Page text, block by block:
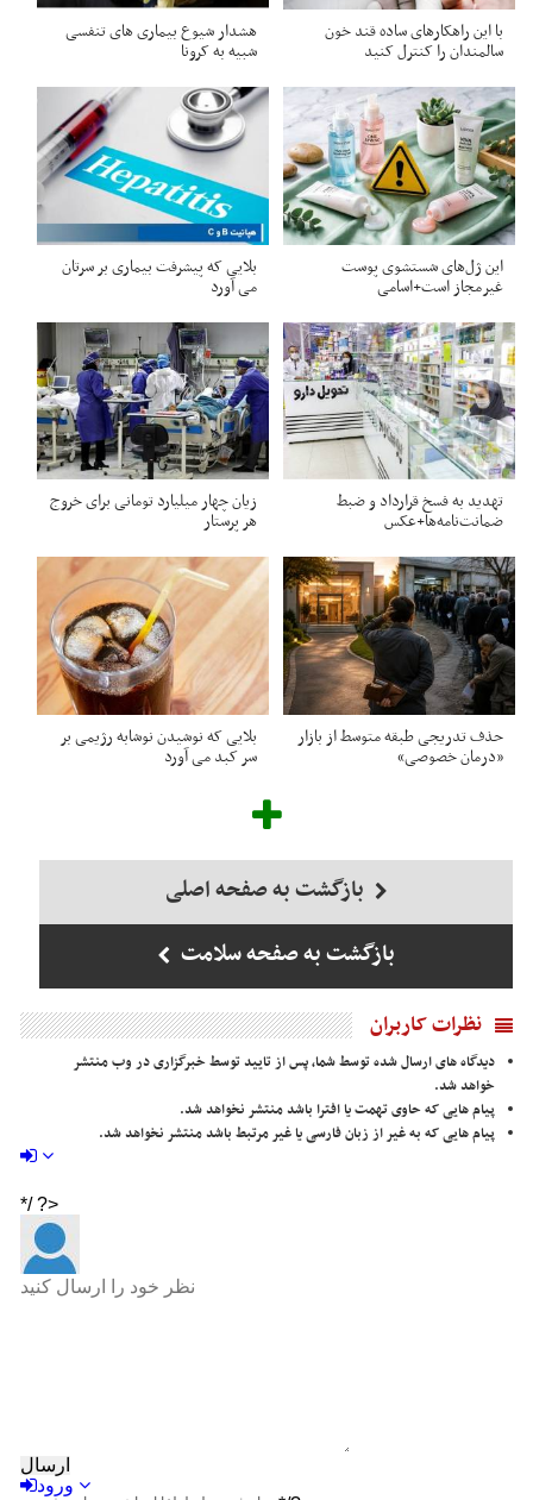
با این راهکارهای ساده قند خون
سالمندان را کنترل کنید
هشدار شیوع بیماری‌ های تنفسی
شبیه به کرونا
این ژل‌های شستشوی پوست
غیرمجاز است+اسامی
بلایی که پیشرفت بیماری بر سرتان
می آورد
تهدید به فسخ قرارداد و ضبط
ضمانت‌نامه‌ها+عکس
زیان چهار میلیارد تومانی برای خروج
هر پرستار
حذف تدریجی طبقه متوسط از بازار
«درمان خصوصی»
بلایی که نوشیدن نوشابه رژیمی بر
سر کبد می آورد
بازگشت به صفحه اصلی
بازگشت به صفحه سلامت
نظرات کاربران
دیدگاه های ارسال شده توسط شما، پس از تایید توسط خبرگزاری در وب منتشر
خواهد شد.
پیام هایی که حاوی تهمت یا افترا باشد منتشر نخواهد شد.
پیام هایی که به غیر از زبان فارسی یا غیر مرتبط باشد منتشر نخواهد شد.